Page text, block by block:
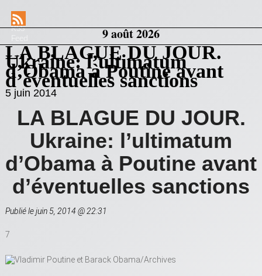
RSS
9 août 2026
LA BLAGUE DU JOUR.
Ukraine: l’ultimatum
d’Obama à Poutine avant
d’éventuelles sanctions
5 juin 2014
LA BLAGUE DU JOUR.
Ukraine: l’ultimatum
d’Obama à Poutine avant
d’éventuelles sanctions
Publié le juin 5, 2014 @ 22:31
7